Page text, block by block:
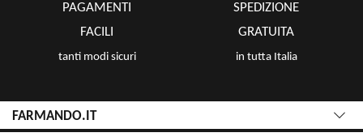
PAGAMENTI
FACILI
tanti modi sicuri
SPEDIZIONE
GRATUITA
in tutta Italia
FARMANDO.IT